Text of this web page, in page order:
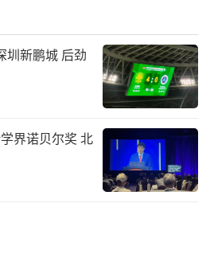
圳新鹏城 后劲
界诺贝尔奖 北